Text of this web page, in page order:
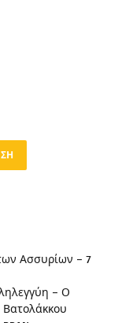
Ασσυρίων – 7
– Ο
Βατολάκκου